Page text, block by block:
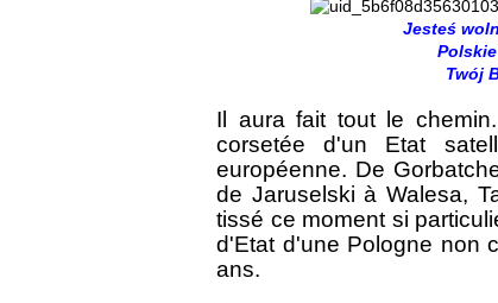
Jesteś
Polskie
Twój
Il aura fait tout le
corsetée d'un Etat
européenne. De
de Jaruselski à Walesa,
tissé ce moment si
d'Etat d'une Pologne non
ans.